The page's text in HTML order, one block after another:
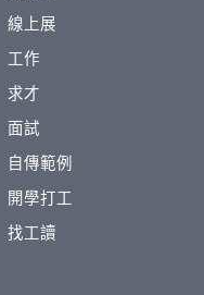
線上展
工作
求才
面試
自傳範例
開學打工
找工讀